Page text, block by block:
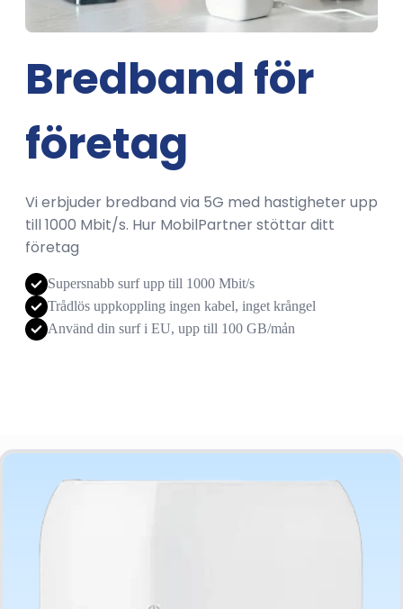
Bredband för
företag
Vi erbjuder bredband via 5G med hastigheter upp
till 1000 Mbit/s. Hur MobilPartner stöttar ditt
företag
Supersnabb surf upp till 1000 Mbit/s
Trådlös uppkoppling ingen kabel, inget krångel
Använd din surf i EU, upp till 100 GB/mản